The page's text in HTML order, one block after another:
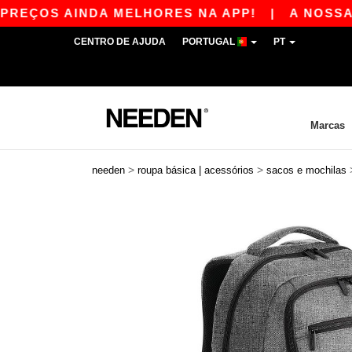
AINDA MELHORES NA APP! |A NOSSA
CENTRO DE AJUDA PORTUGAL PT
Marcas
needen > roupa básica | acessórios > sacos e mochilas